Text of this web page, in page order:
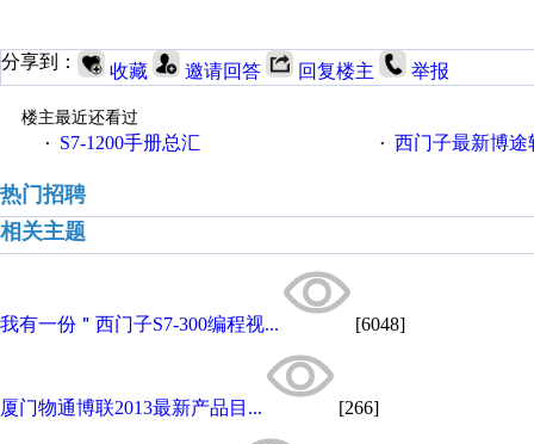
分享到： 收藏 邀请回答 回复楼主 举报
楼主最近还看过
·
S7-1200手册总汇 · 西门子最新博途软
热门招聘
相关主题
我有一份＂西门子S7-300编程视... [6048]
厦门物通博联2013最新产品目... [266]